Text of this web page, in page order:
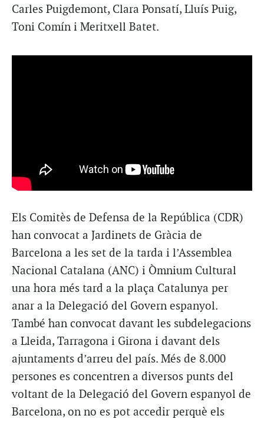
Carles Puigdemont, Clara Ponsatí, Lluís Puig,
Toni Comín i Meritxell Batet.
Els Comitès de Defensa de la República (CDR)
han convocat a Jardinets de Gràcia de
Barcelona a les set de la tarda i l’Assemblea
Nacional Catalana (ANC) i Òmnium Cultural
una hora més tard a la plaça Catalunya per
anar a la Delegació del Govern espanyol.
També han convocat davant les subdelegacions
a Lleida, Tarragona i Girona i davant dels
ajuntaments d’arreu del país. Més de 8.000
persones es concentren a diversos punts del
voltant de la Delegació del Govern espanyol de
Barcelona, on no es pot accedir perquè els